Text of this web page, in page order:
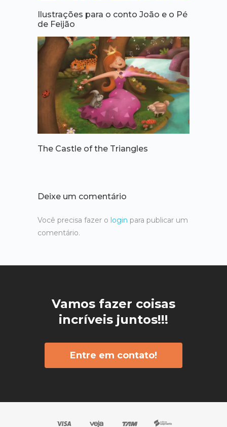
Ilustrações para o conto João e o Pé
de Feijão
The Castle of the Triangles
Deixe um comentário
Você precisa fazer o login para publicar um
comentário.
Vamos fazer coisas
incríveis juntos!!!
Entre em contato!